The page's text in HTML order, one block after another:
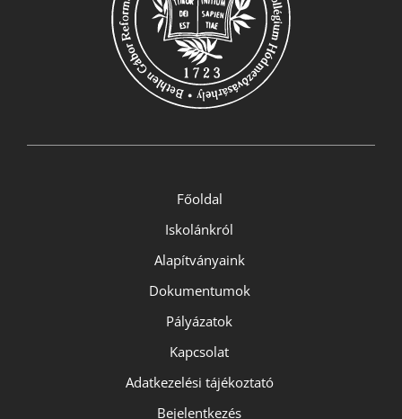
Főoldal
Iskolánkról
Alapítványaink
Dokumentumok
Pályázatok
Kapcsolat
Adatkezelési tájékoztató
Bejelentkezés